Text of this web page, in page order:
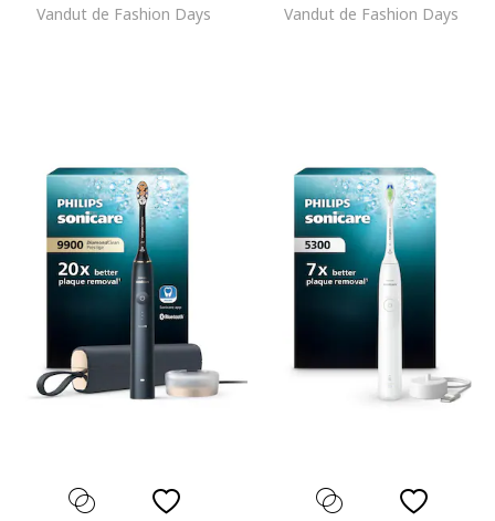
Vandut de Fashion Days Vandut de Fashion Days